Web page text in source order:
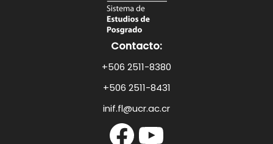
Contacto:
+506 2511-8380
+506 2511-8431
inif.fl@ucr.ac.cr